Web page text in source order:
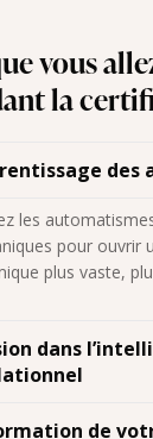
vous
la
des
les
pour ouvrir
plus vaste,
dans
de